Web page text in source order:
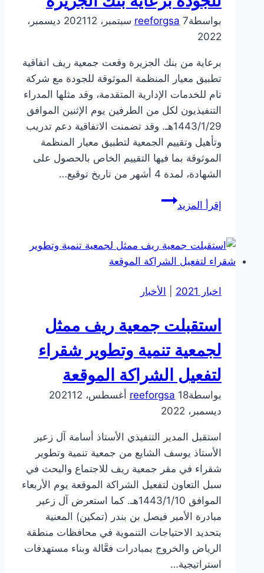
بواسطة reeforgsa 7 سبتمبر، 2021
12 ديسمبر،
2022
برعاية من بنك الجزيرة وقعت جمعية ريف اتفاقية
تطبيق معيار المنظمة الموثوقة للجودة مع شركة
تام للخدمات الإدارية المتقدمة، وقد مثلها المدراء
التنفيذيون لكل من الطرفين يوم الإثنين الموافق
1443/1/29هـ. وقد تضمنت الاتفاقية دعم تدريب
وتأهيل وتقييم الجمعية لتطبيق معيار المنظمة
الموثوقة بما فيها التقييم الخاص بالحصول على
الشهادة، لمدة 4 أشهر من تاريخ توقيع…
إقرأ المزيدجمعية
اتفاقية
تطبيق
المنظمة
للجودة
بنك
الجزيرة
اخبار 2021 الأخبار
استقبلت جمعية ريف ممثل
لجمعية تنمية وتطوير شقراء
لتفعيل الشراكة الموقعة
بواسطة reeforgsa 18 أغسطس، 2021
12
ديسمبر، 2022
استقبل المدير التنفيذي الأستاذ أسامة آل زعير
الأستاذ يوسف الشايع من جمعية تنمية وتطوير
شقراء في مقر جمعية ريف للاجتماع والبحث في
سبل التعاون لتفعيل الشراكة الموقعة يوم الأربعاء
الموافق 1443/1/10هـ. كما استعرض آل زعير
مبادرة الأمير فيصل بن بندر (تمكين) المعنية
بتحديد الاحتياجات التنموية في محافظات منطقة
الرياض والخروج بمبادرات فعَّالة وبناء مستهدفات
استراتيجية…